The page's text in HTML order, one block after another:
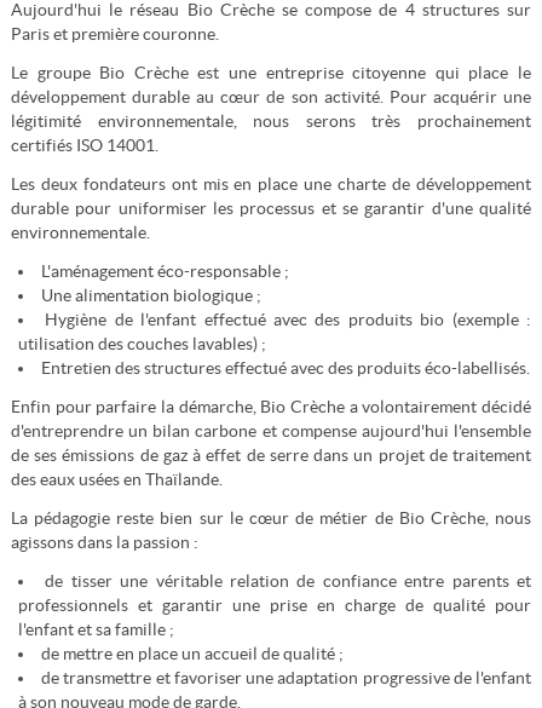
Aujourd'hui le réseau Bio Crèche se compose de 4 structures sur
Paris et première couronne.
Le groupe Bio Crèche est une entreprise citoyenne qui place le
développement durable au cœur de son activité. Pour acquérir une
légitimité environnementale, nous serons très prochainement
certifiés ISO 14001.
Les deux fondateurs ont mis en place une charte de développement
durable pour uniformiser les processus et se garantir d'une qualité
environnementale.
L'aménagement éco-responsable ;
Une alimentation biologique ;
Hygiène de l'enfant effectué avec des produits bio (exemple :
utilisation des couches lavables) ;
Entretien des structures effectué avec des produits éco-labellisés.
Enfin pour parfaire la démarche, Bio Crèche a volontairement décidé
d'entreprendre un bilan carbone et compense aujourd'hui l'ensemble
de ses émissions de gaz à effet de serre dans un projet de traitement
des eaux usées en Thaïlande.
La pédagogie reste bien sur le cœur de métier de Bio Crèche, nous
agissons dans la passion :
de tisser une véritable relation de confiance entre parents et
professionnels et garantir une prise en charge de qualité pour
l'enfant et sa famille ;
de mettre en place un accueil de qualité ;
de transmettre et favoriser une adaptation progressive de l'enfant
à son nouveau mode de garde.